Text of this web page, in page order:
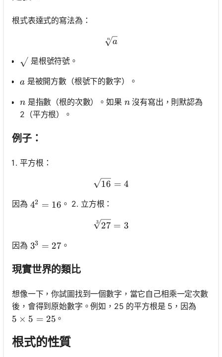
根式表達式的寫法為：
\sqrt[n]{a}
n a
\sqrt{ }
是根號符號。
a
a是被開方數（根號下的數字）。
n
n是指數（根的次數）。如果 n
n沒有寫出，則默認為
2（平方根）。
例子：
平方根：
\sqrt{16}=4
16 = 4
因為 4^2=16
42 = 16 。 2. 立方根：
\sqrt[3]{27}=3
3 27 = 3
因為 3^3=27
33 = 27。
現實世界的類比
想像一下，你試圖找到一個數字，當它自己相乘一定次數
後，會得到原始數字。例如，25 的平方根是 5，因為
5 \times 5=25
5 × 5 = 25 。
根式的性質